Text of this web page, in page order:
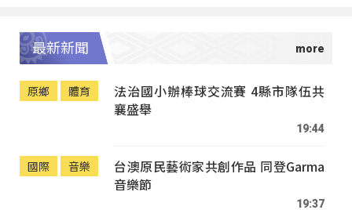
最新新聞
原鄉 體育
法治國小辦棒球交流賽 4縣市隊伍共
襄盛舉
19:44
國際 音樂
台澳原民藝術家共創作品 同登Garma
音樂節
19:37